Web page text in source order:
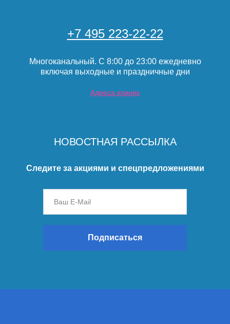
+7 495 223-22-22
Многоканальный. С 8:00 до 23:00 ежедневно
включая выходные и праздничные дни
Адреса клиник
НОВОСТНАЯ РАССЫЛКА
Следите за акциями и спецпредложениями
Подписаться